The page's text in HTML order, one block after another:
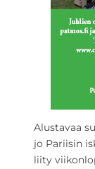
Alustavaa
jo Pariisin
liity